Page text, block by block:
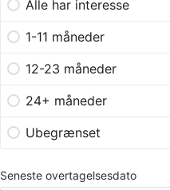
Alle har interesse
1-11 måneder
12-23 måneder
24+ måneder
Ubegrænset
Seneste overtagelsesdato